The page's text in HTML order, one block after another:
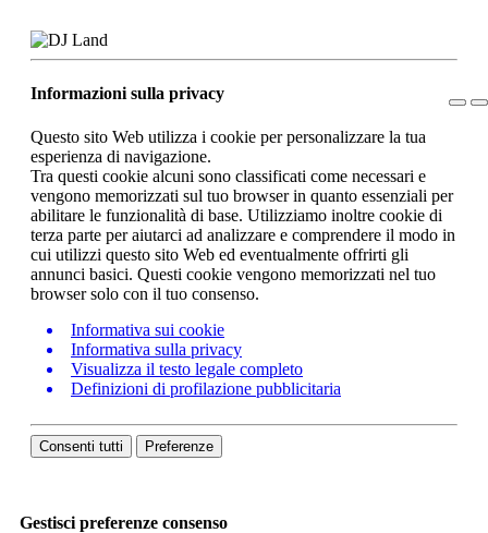
Informazioni sulla privacy
Questo sito Web utilizza i cookie per personalizzare la tua
esperienza di navigazione.
Tra questi cookie alcuni sono classificati come necessari e
vengono memorizzati sul tuo browser in quanto essenziali per
abilitare le funzionalità di base. Utilizziamo inoltre cookie di
terza parte per aiutarci ad analizzare e comprendere il modo in
cui utilizzi questo sito Web ed eventualmente offrirti gli
annunci basici. Questi cookie vengono memorizzati nel tuo
browser solo con il tuo consenso.
Informativa sui cookie
Informativa sulla privacy
Visualizza il testo legale completo
Definizioni di profilazione pubblicitaria
Consenti tutti Preferenze
Gestisci preferenze consenso